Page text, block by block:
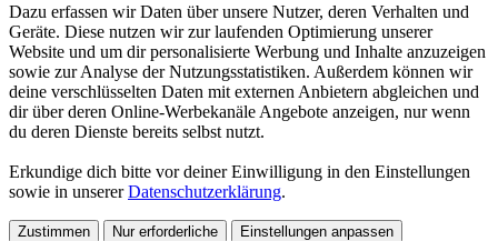
Dazu erfassen wir Daten über unsere Nutzer, deren Verhalten und
Geräte. Diese nutzen wir zur laufenden Optimierung unserer
Website und um dir personalisierte Werbung und Inhalte anzuzeigen
sowie zur Analyse der Nutzungsstatistiken. Außerdem können wir
deine verschlüsselten Daten mit externen Anbietern abgleichen und
dir über deren Online-Werbekanäle Angebote anzeigen, nur wenn
du deren Dienste bereits selbst nutzt.
Erkundige dich bitte vor deiner Einwilligung in den Einstellungen
sowie in unsererDatenschutzerklärung.
Zustimmen Nur erforderliche Einstellungen anpassen